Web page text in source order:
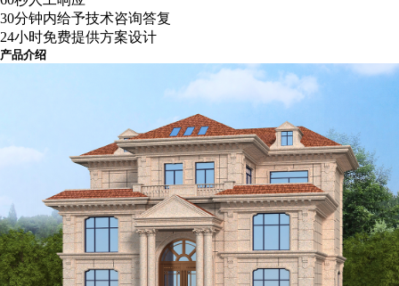
30分钟内给予技术咨询答复
24小时免费提供方案设计
产品介绍